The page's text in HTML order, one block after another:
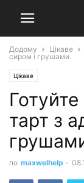
Додому Цікаве
сиром і грушами.
Цікаве
тарт з
по maxwelhelp -